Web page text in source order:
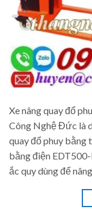
Xe nâng quay đổ
Công Nghệ Đức là
quay đổ phuy bằng
bằng điện
ắc quy dùng để